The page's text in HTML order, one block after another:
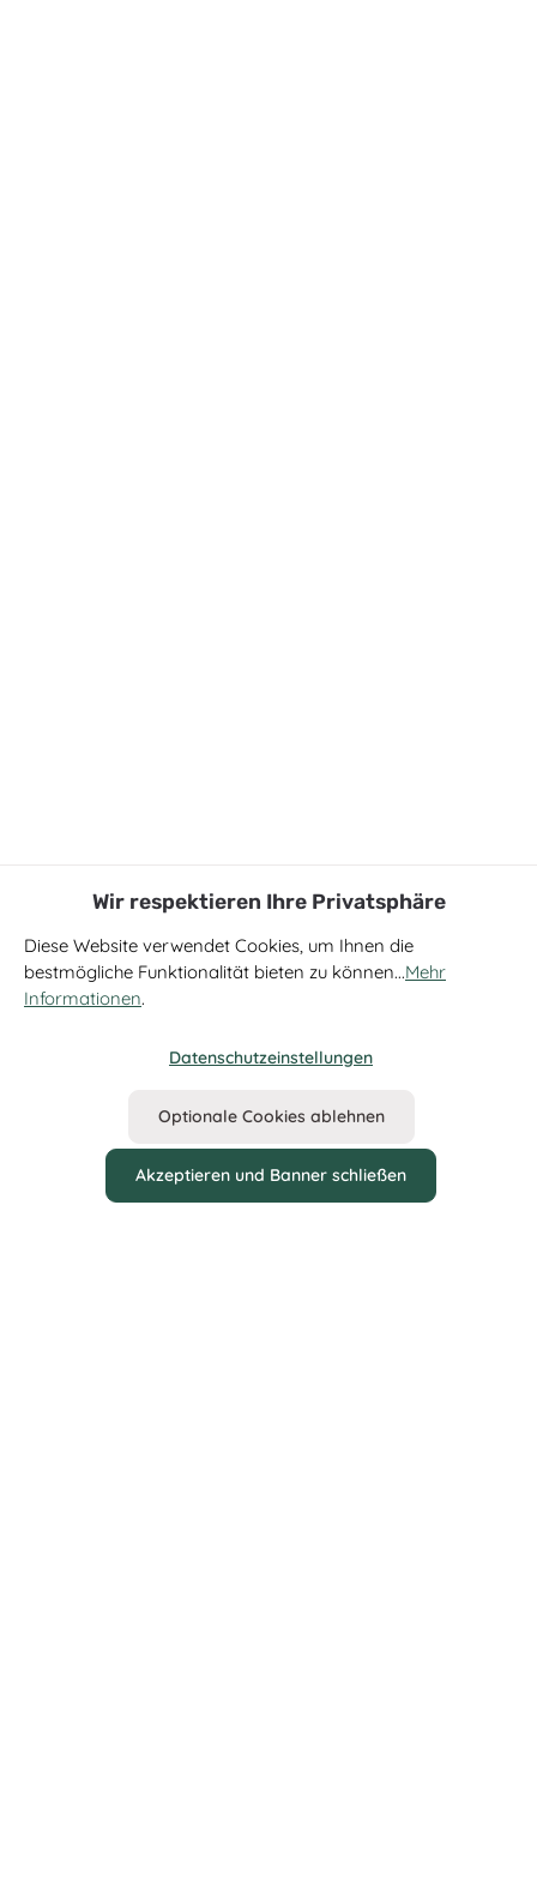
Wir respektieren Ihre Privatsphäre
Diese Website verwendet Cookies, um Ihnen die
bestmögliche Funktionalität bieten zu können...Mehr
Informationen.
Datenschutzeinstellungen
Optionale Cookies ablehnen
Akzeptieren und Banner schließen